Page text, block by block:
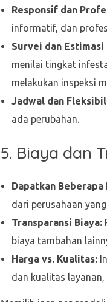
Responsif dan
informatif, dan
Survei dan Estimasi
menilai tingkat
melakukan inspeksi
Jadwal dan
ada perubahan.
5. Biaya dan
Dapatkan Beberapa
dari perusahaan
Transparansi Biaya:
biaya tambahan
Harga vs. Kualitas:
dan kualitas